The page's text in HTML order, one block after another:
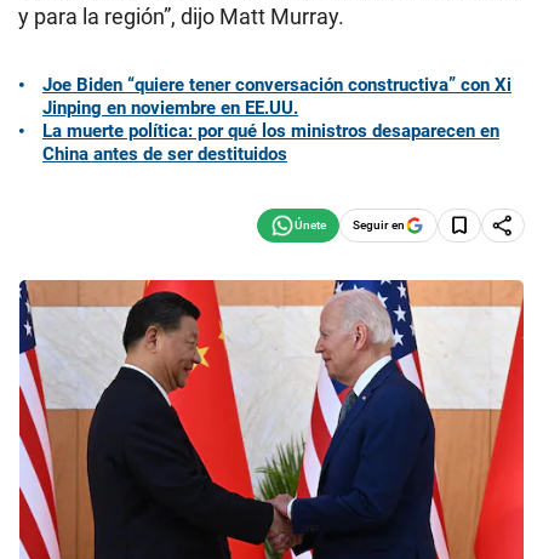
y para la región”, dijo Matt Murray.
Joe Biden “quiere tener conversación constructiva” con Xi
Jinping en noviembre en EE.UU.
La muerte política: por qué los ministros desaparecen en
China antes de ser destituidos
Seguir en